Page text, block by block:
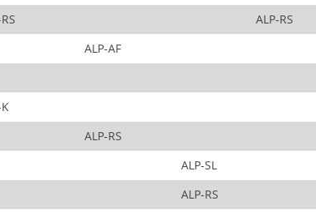
ALP-RS
ALP-AF
ALP-RS
ALP-SL
ALP-RS